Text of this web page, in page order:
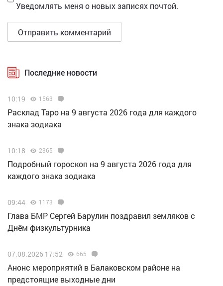
Уведомлять меня о новых записях почтой.
Последние новости
10:19 1563
Расклад Таро на 9 августа 2026 года для каждого
знака зодиака
10:18 2365
Подробный гороскоп на 9 августа 2026 года для
каждого знака зодиака
09:44 1173
Глава БМР Сергей Барулин поздравил земляков с
Днём физкультурника
07.08.2026 17:52 665
Анонс мероприятий в Балаковском районе на
предстоящие выходные дни